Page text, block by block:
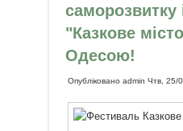
саморозвитку
"Казкове
Одесою!
Опублікованоadmin Чтв, 25/